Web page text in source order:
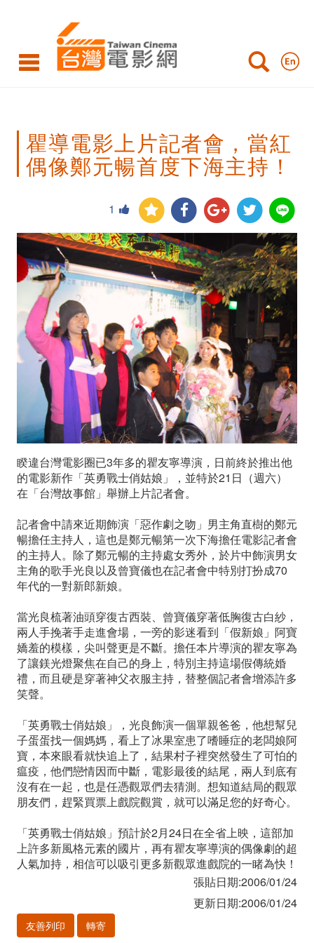
電
上
記
會，
當
紅
偶
像
鄭
元
暢
首
度
下
海
主
持！
瞿導電影上片記者會，當紅
偶像鄭元暢首度下海主持！
1
睽違台灣電影圈已3年多的瞿友寧導演，日前終於推出他
的電影新作「英勇戰士俏姑娘」，並特於21日（週六）
在「台灣故事館」舉辦上片記者會。
記者會中請來近期飾演「惡作劇之吻」男主角直樹的鄭元
暢擔任主持人，這也是鄭元暢第一次下海擔任電影記者會
的主持人。除了鄭元暢的主持處女秀外，於片中飾演男女
主角的歌手光良以及曾寶儀也在記者會中特別打扮成70
年代的一對新郎新娘。
當光良梳著油頭穿復古西裝、曾寶儀穿著低胸復古白紗，
兩人手挽著手走進會場，一旁的影迷看到「假新娘」阿寶
嬌羞的模樣，尖叫聲更是不斷。擔任本片導演的瞿友寧為
了讓鎂光燈聚焦在自己的身上，特別主持這場假傳統婚
禮，而且硬是穿著神父衣服主持，替整個記者會增添許多
笑聲。
「英勇戰士俏姑娘」，光良飾演一個單親爸爸，他想幫兒
子蛋蛋找一個媽媽，看上了冰果室患了嗜睡症的老闆娘阿
寶，本來眼看就快追上了，結果村子裡突然發生了可怕的
瘟疫，他們戀情因而中斷，電影最後的結尾，兩人到底有
沒有在一起，也是任憑觀眾們去猜測。想知道結局的觀眾
朋友們，趕緊買票上戲院觀賞，就可以滿足您的好奇心。
「英勇戰士俏姑娘」預計於2月24日在全省上映，這部加
上許多新風格元素的國片，再有瞿友寧導演的偶像劇的超
人氣加持，相信可以吸引更多新觀眾進戲院的一睹為快！
張貼日期:2006/01/24
更新日期:2006/01/24
友善列印 轉寄